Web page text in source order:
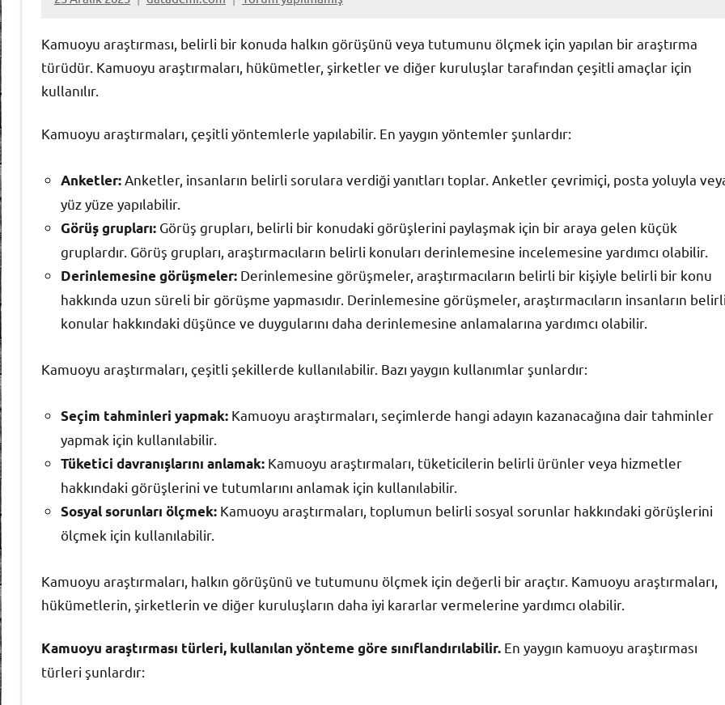
Kamuoyu araştırması, belirli bir konuda halkın görüşünü veya tutumunu ölçmek için yapılan bir araştırma
türüdür. Kamuoyu araştırmaları, hükümetler, şirketler ve diğer kuruluşlar tarafından çeşitli amaçlar için
kullanılır.
Kamuoyu araştırmaları, çeşitli yöntemlerle yapılabilir. En yaygın yöntemler şunlardır:
Anketler: Anketler, insanların belirli sorulara verdiği yanıtları toplar. Anketler çevrimiçi, posta yoluyla
yüz yüze yapılabilir.
Görüş grupları: Görüş grupları, belirli bir konudaki görüşlerini paylaşmak için bir araya gelen küçük
gruplardır. Görüş grupları, araştırmacıların belirli konuları derinlemesine incelemesine yardımcı olabilir.
Derinlemesine görüşmeler: Derinlemesine görüşmeler, araştırmacıların belirli bir kişiyle belirli bir konu
hakkında uzun süreli bir görüşme yapmasıdır. Derinlemesine görüşmeler, araştırmacıların insanların
konular hakkındaki düşünce ve duygularını daha derinlemesine anlamalarına yardımcı olabilir.
Kamuoyu araştırmaları, çeşitli şekillerde kullanılabilir. Bazı yaygın kullanımlar şunlardır:
Seçim tahminleri yapmak: Kamuoyu araştırmaları, seçimlerde hangi adayın kazanacağına dair tahminler
yapmak için kullanılabilir.
Tüketici davranışlarını anlamak: Kamuoyu araştırmaları, tüketicilerin belirli ürünler veya hizmetler
hakkındaki görüşlerini ve tutumlarını anlamak için kullanılabilir.
Sosyal sorunları ölçmek: Kamuoyu araştırmaları, toplumun belirli sosyal sorunlar hakkındaki görüşlerini
ölçmek için kullanılabilir.
Kamuoyu araştırmaları, halkın görüşünü ve tutumunu ölçmek için değerli bir araçtır. Kamuoyu araştırmaları,
hükümetlerin, şirketlerin ve diğer kuruluşların daha iyi kararlar vermelerine yardımcı olabilir.
Kamuoyu araştırması türleri, kullanılan yönteme göre sınıflandırılabilir. En yaygın kamuoyu araştırması
türleri şunlardır: